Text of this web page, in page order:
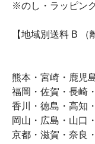
※のし・ラッピン
【地域別送料 B （
熊本・宮崎・鹿児
福岡・佐賀・長崎
香川・徳島・高知
岡山・広島・山口
京都・滋賀・奈良